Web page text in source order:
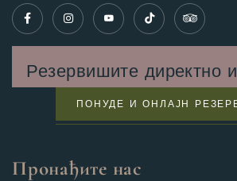
Резервишите директно
ПОНУДЕ И ОНЛАЈН
Пронађите нас